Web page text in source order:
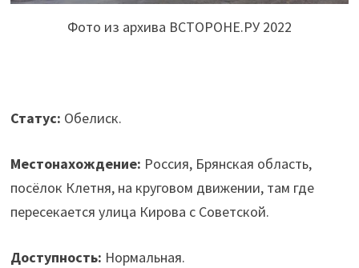
Фото из архива ВСТОРОНЕ.РУ 2022
Статус: Обелиск.
Местонахождение: Россия, Брянская область,
посёлок Клетня, на круговом движении, там где
пересекается улица Кирова с Советской.
Доступность: Нормальная.